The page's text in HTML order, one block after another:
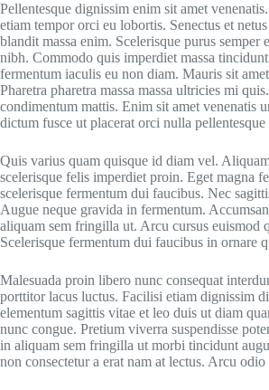
Pellentesque dignissim enim sit amet
etiam tempor orci eu lobortis. Senectus et
blandit massa enim. Scelerisque purus
nibh. Commodo quis imperdiet massa
fermentum iaculis eu non diam. Mauris sit
Pharetra pharetra massa massa ultricies mi
condimentum mattis. Enim sit amet venenatis
dictum fusce ut placerat orci nulla
Quis varius quam quisque id diam vel.
scelerisque felis imperdiet proin. Eget magna
scelerisque fermentum dui faucibus. Nec
Augue neque gravida in fermentum.
aliquam sem fringilla ut. Arcu cursus euismod
Scelerisque fermentum dui faucibus in ornare
Malesuada proin libero nunc consequat
porttitor lacus luctus. Facilisi etiam dignissim
elementum sagittis vitae et leo duis ut diam
nunc congue. Pretium viverra suspendisse
in aliquam sem fringilla ut morbi tincidunt
non consectetur a erat nam at lectus. Arcu